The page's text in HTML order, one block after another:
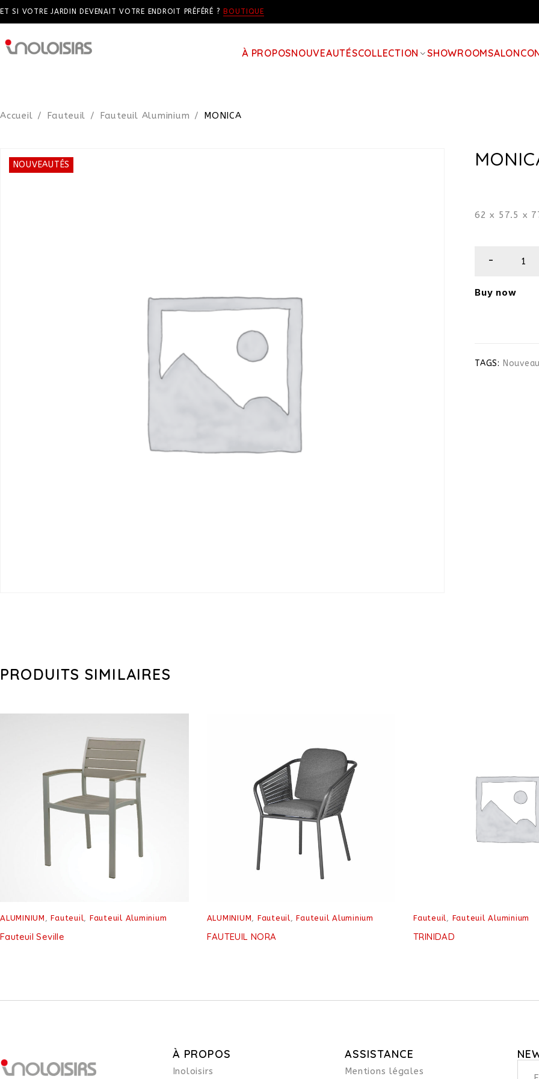
ET SI VOTRE JARDIN DEVENAIT VOTRE ENDROIT PRÉFÉRÉ ? BOUTIQUE
À PROPOSNOUVEAUTÉSCOLLECTION SHOWROOMSALON
Accueil / Fauteuil / Fauteuil Aluminium / MONICA
NOUVEAUTÉS
62 x 57.5 x
Buy now
TAGS:
PRODUITS SIMILAIRES
ALUMINIUM ,Fauteuil, Fauteuil Aluminium
Fauteuil Seville
ALUMINIUM, Fauteuil,Fauteuil Aluminium
FAUTEUIL NORA
Fauteuil, Fauteuil Aluminium
TRINIDAD
À PROPOS
Inoloisirs
ASSISTANCE
Mentions légales